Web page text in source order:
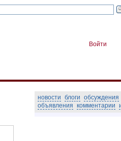
Войти
новости блоги обсуждения
объявления комментарии